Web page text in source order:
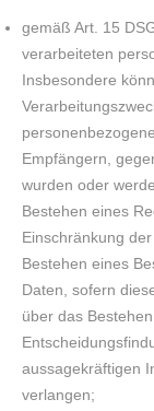
gemäß Art. 15
verarbeiteten
Insbesondere
Empfängern,
wurden oder
Bestehen eines
Einschränkung
Bestehen eines
Daten, sofern
über das
aussagekräftigen
verlangen;